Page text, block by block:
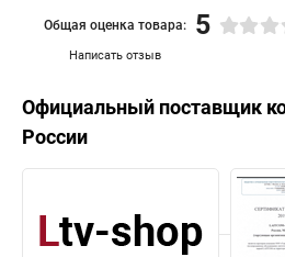
Написать отзыв
Общая оценка товара: 5
Официальный поставщик
России